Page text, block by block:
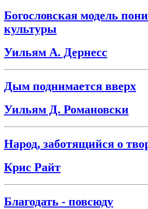
Богословская модель
культуры
Уильям А. Дернесс
Дым поднимается вверх
Уильям Д. Романовски
Народ, заботящийся о
Крис Райт
Благодать - повсюду